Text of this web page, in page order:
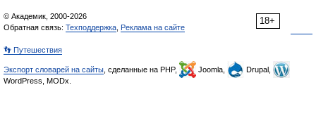
18+
© Академик, 2000-2026
Обратная связь: Техподдержка Реклама на сайте
👣 Путешествия
Экспорт словарей на сайты , сделанные на PHP, Joomla,
Drupal,
WordPress, MODx.